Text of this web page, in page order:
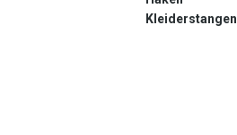
Kleiderstangen